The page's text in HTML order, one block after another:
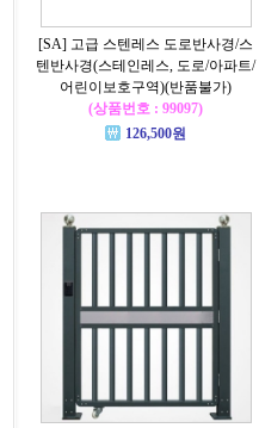
[SA] 고급 스텐레스 도로반사경/스
텐반사경(스테인레스, 도로/아파트/
어린이보호구역)(반품불가)
(상품번호 : 99097)
126,500원